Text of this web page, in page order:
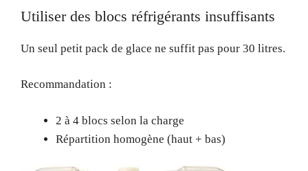
Utiliser des blocs réfrigérants insuffisants
Un seul petit pack de glace ne suffit pas pour 30 litres.
Recommandation :
2 à 4 blocs selon la charge
Répartition homogène (haut + bas)